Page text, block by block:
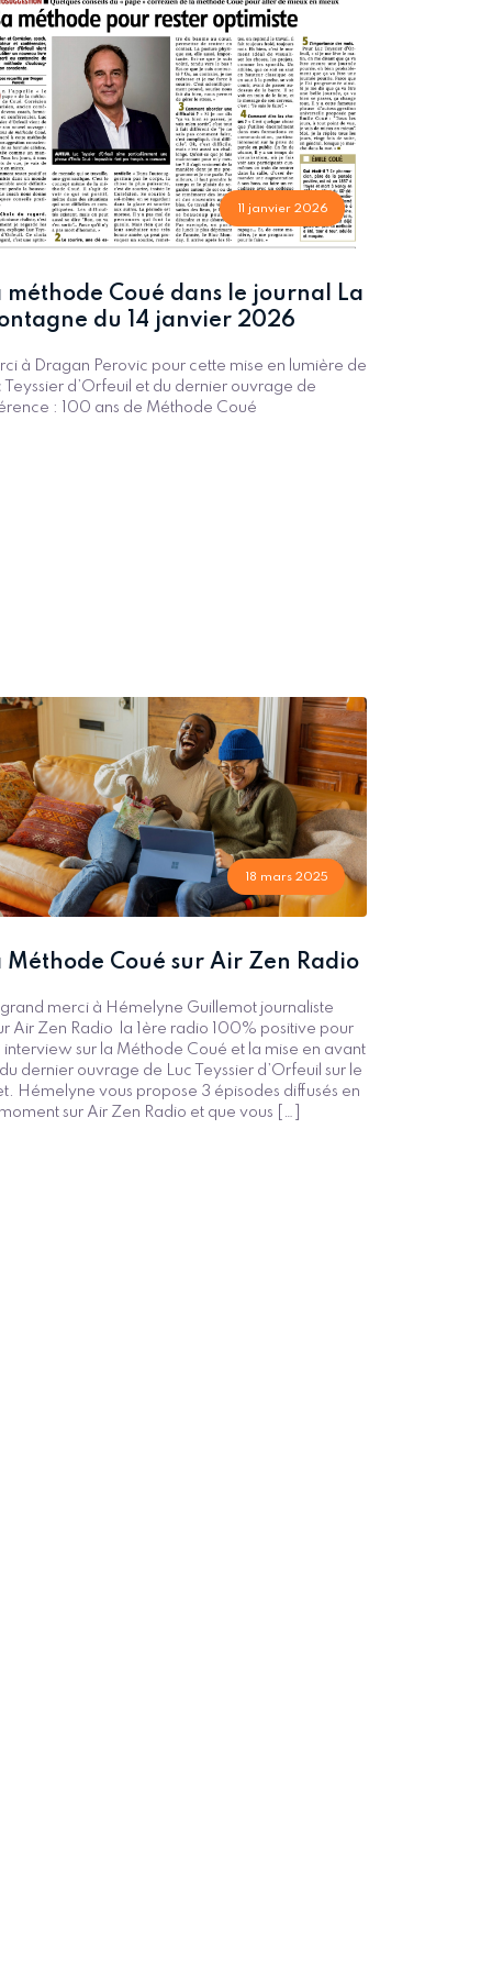
11 janvier 2026
méthode Coué dans le journal La
du 14 janvier 2026
à Dragan Perovic pour cette mise en lumière de
Teyssier d’Orfeuil et du dernier ouvrage de
: 100 ans de Méthode Coué
18 mars 2025
Méthode Coué sur Air Zen Radio
merci à Hémelyne Guillemot journaliste
Air Zen Radio la 1ère radio 100% positive pour
interview sur la Méthode Coué et la mise en avant
dernier ouvrage de Luc Teyssier d’Orfeuil sur le
Hémelyne vous propose 3 épisodes diffusés en
sur Air Zen Radio et que vous […]